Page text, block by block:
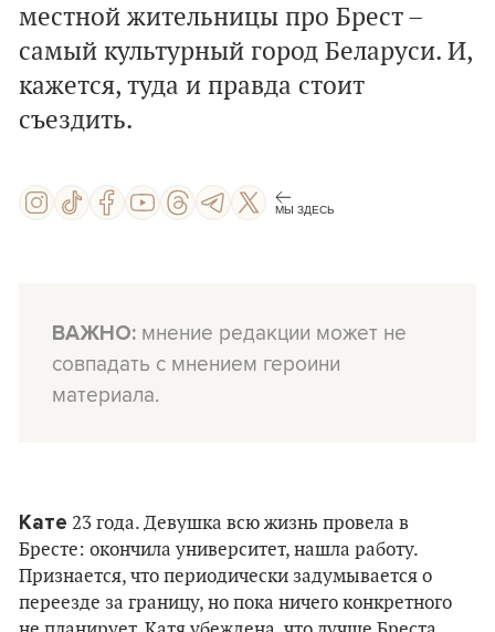
местной жительницы про Брест –
самый культурный город Беларуси. И,
кажется, туда и правда стоит
съездить.
МЫ ЗДЕСЬ
ВАЖНО: мнение редакции может не
совпадать с мнением героини
материала.
Кате 23 года. Девушка всю жизнь провела в
Бресте: окончила университет, нашла работу.
Признается, что периодически задумывается о
переезде за границу, но пока ничего конкретного